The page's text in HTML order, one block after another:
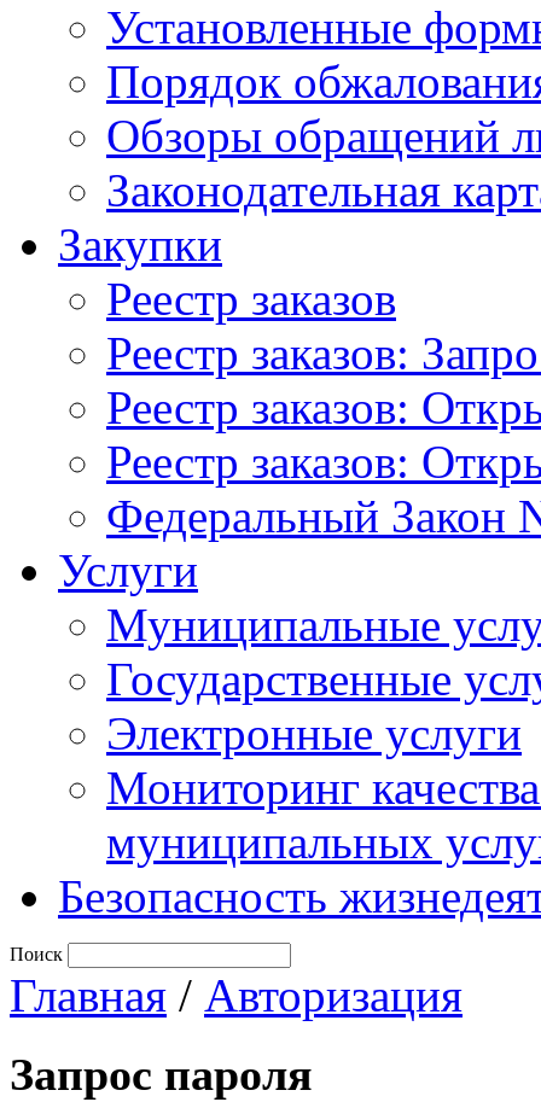
Установленные
Порядок
Обзоры обращений
Законодательная
Закупки
Реестр заказов
Реестр заказов:
Реестр заказов:
Реестр заказов:
Федеральный Закон
Услуги
Муниципальные
Государственные
Электронные услуги
Мониторинг
муниципальных
Безопасность
Поиск
Главная / Авторизация
Запрос пароля